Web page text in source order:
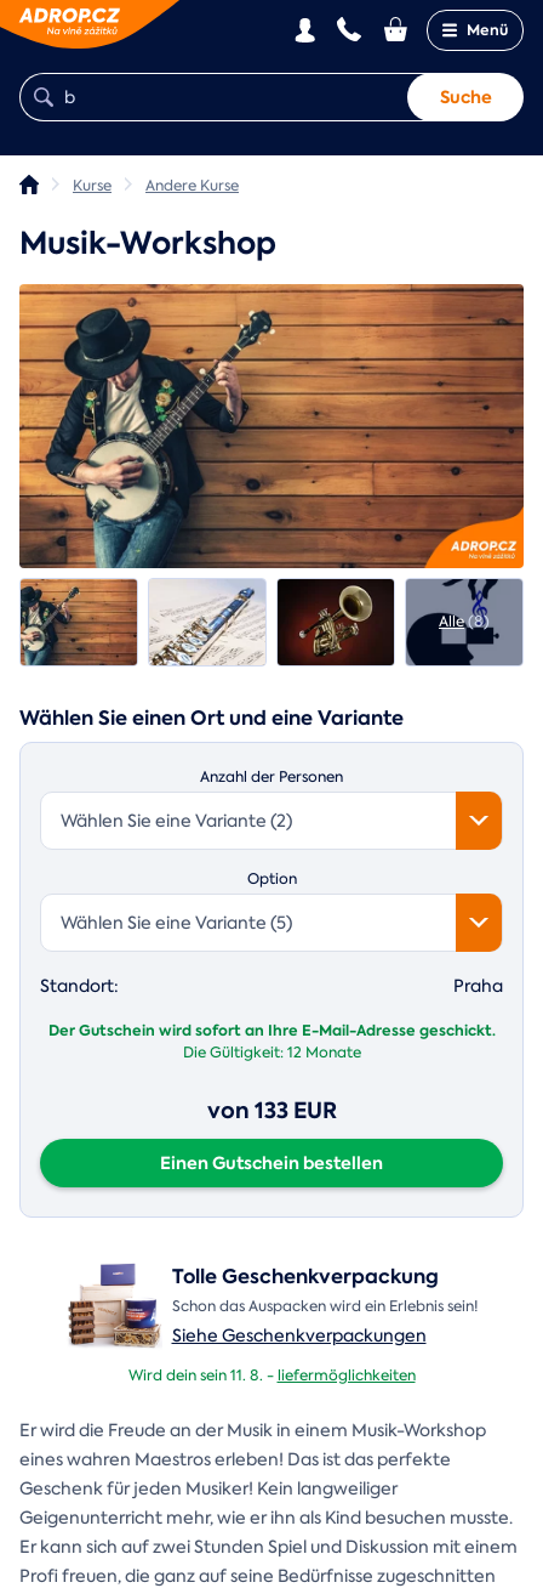
Menü
Suche
Kurse Andere Kurse
Musik-Workshop
Alle(8)
Wählen Sie einen Ort und eine Variante
Anzahl der Personen
Wählen Sie eine Variante (2)
Option
Wählen Sie eine Variante (5)
Standort: Praha
Der Gutschein wird sofort an Ihre E-Mail-Adresse geschickt.
Die Gültigkeit:12 Monate
von 133 EUR
Einen Gutschein bestellen
Tolle Geschenkverpackung
Schon das Auspacken wird ein Erlebnis sein!
Siehe Geschenkverpackungen
Wird dein sein 11. 8. -liefermöglichkeiten
Er wird die Freude an der Musik in einem Musik-Workshop
eines wahren Maestros erleben! Das ist das perfekte
Geschenk für jeden Musiker! Kein langweiliger
Geigenunterricht mehr, wie er ihn als Kind besuchen musste.
Er kann sich auf zwei Stunden Spiel und Diskussion mit einem
Profi freuen, die ganz auf seine Bedürfnisse zugeschnitten